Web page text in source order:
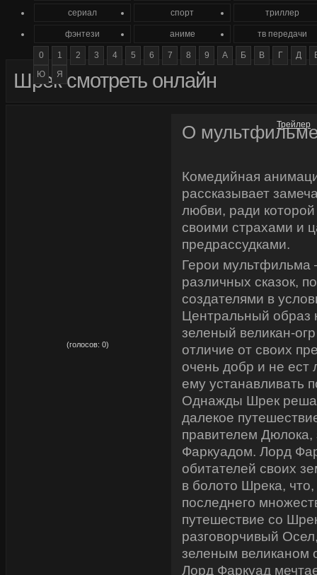
Шрек смотреть онлайн
О
Комедийная
рассказывает
любви, ради
своими страхами и
предрассудками.
Герои мультфильма
различных сказок,
создателями в
Центральный образ
зеленый великан-
отличие от своих
очень добр и не
ему устанавливать
Однажды Шрек
далекое
правителем
Фаркуадом. Лорд
обитателей своих
в болото Шрека,
последнего
путешествие со
разговорчивый
зеленым великаном
Лорд Фаркуад
(голосов: 0)
Трейлер
сериал спорт триллер
фэнтези аниме тв передачи
0 1 2 3 4 5 6 7 8 9 А Б В Г Д
Ю
Я